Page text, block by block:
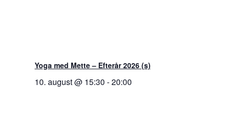
Yoga med Mette – Efterår 2026 (s)
10. august @ 15:30 -20:00